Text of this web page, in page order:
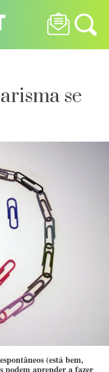
se
(está bem,
podem aprender a fazer